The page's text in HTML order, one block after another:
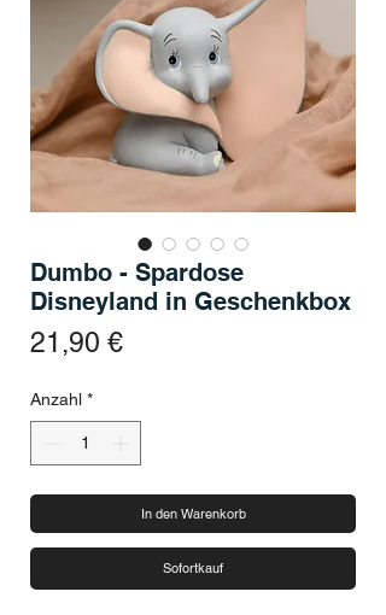
Dumbo - Spardose
Disneyland in Geschenkbox
21,90 €Preis
Anzahl *
In den Warenkorb
Sofortkauf